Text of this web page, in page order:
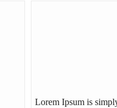
Lorem Ipsum is